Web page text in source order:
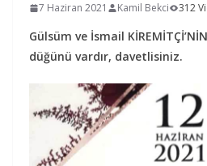
7 Haziran 2021 Kamil Bekci 312
Gülsüm ve İsmail
düğünü vardır, davetlisiniz.